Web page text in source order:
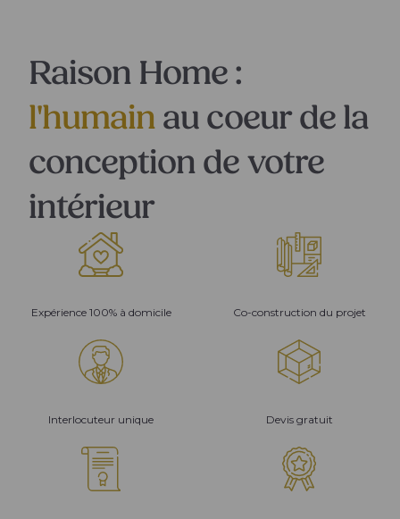
Raison Home :
l'humain au coeur de la
conception de votre
intérieur
Expérience 100% à domicile Co-construction du projet
Interlocuteur unique Devis gratuit